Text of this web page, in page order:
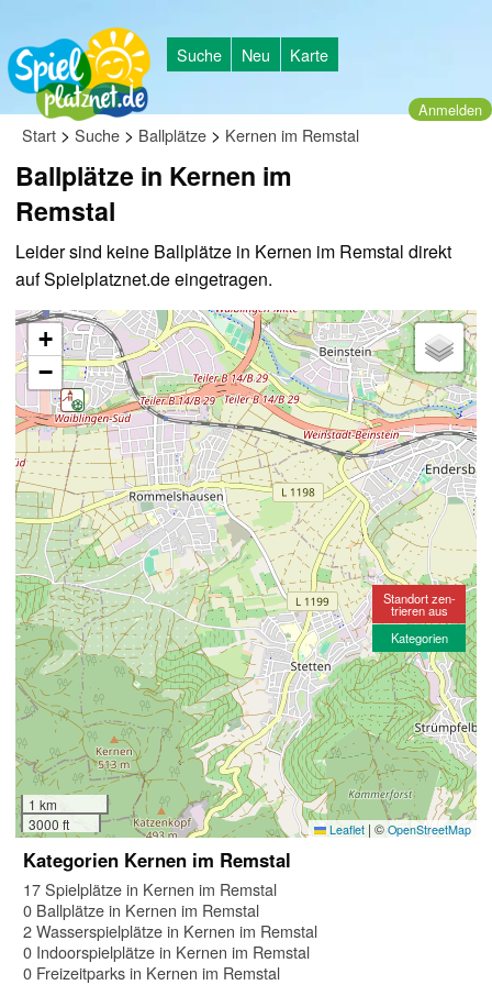
Suche Neu Karte
Anmelden
Start > Suche > Ballplätze > Kernen im Remstal
Ballplätze in Kernen im
Remstal
Leider sind keine Ballplätze in Kernen im Remstal direkt
auf Spielplatznet.de eingetragen.
+
−
1 km
3000 ft
Leaflet | © OpenStreetMap
Standort zen-
trieren aus
Kategorien
Kategorien Kernen im Remstal
17 Spielplätze in Kernen im Remstal
0 Ballplätze in Kernen im Remstal
2 Wasserspielplätze in Kernen im Remstal
0 Indoorspielplätze in Kernen im Remstal
0 Freizeitparks in Kernen im Remstal